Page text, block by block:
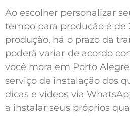
Ao escolher personalizar
tempo para produção é de
produção, há o prazo da
poderá variar de acordo
você mora em Porto
serviço de instalação dos
dicas e vídeos via
a instalar seus próprios